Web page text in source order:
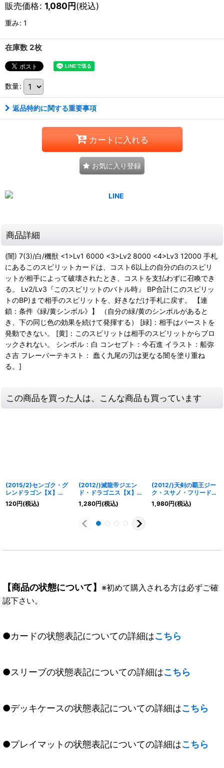
販売価格: 1,080円(税込)
重み: 1
在庫数 2枚
数量:
返品特約に関する重要事項
カートに入れる
お気に入り登録
商品詳細
(闇) 7(3)/白/機獣 <1>Lv1 6000 <3>Lv2 8000 <4>Lv3 12000 手札
にあるこのスピリットカードは、コスト6以上の自分の白のスピリ
ットが相手によって破壊されたとき、コストを支払わずに召喚でき
る。 Lv2/Lv3『このスピリットのバトル時』 BP合計(このスピリッ
トのBP)まで相手のスピリットを、好きなだけ手札に戻す。 【連
鎖：条件《緑/黄シンボル》】 （自分の緑/黄のシンボルがあると
き、下の同じ色の効果を続けて発揮する） [緑]：相手はバーストを
発動できない。 [黄]：このスピリットは相手のスピリットからブロ
ックされない。 シンボル：白 コンセプト：今石進 イラスト：船弥
さ吉 フレーバーテキスト： 蠢く九尾の刃は更なる闇を塗り重ね
る。]
この商品を買った人は、こんな商品も買っています
(2015/2)センゴク・グ
レンドラゴン【X】
{SD29-X01}《赤》
120円(税込)
(2012/)滅龍帝ジエン
ド・ドラゴニス【X】
{BS20-X01}《赤》
1,280円(税込)
(2012/)天剣の覇王ジー
ク・スサノ・フリード
【X】{BS17-X01}
《赤》
1,980円(税込)
【商品の状態について】 ※初めて購入される方は必ずご確
認下さい。
●カードの状態表記についての詳細はこちら
●スリーブの状態表記についての詳細はこちら
●デッキケースの状態表記についての詳細はこちら
●プレイマットの状態表記についての詳細はこちら